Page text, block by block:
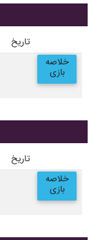
تاریخ
خلاصه
بازی
تاریخ
خلاصه
بازی